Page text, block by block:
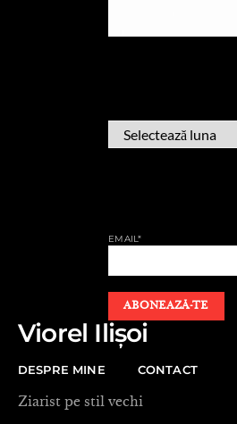
EMAIL*
Viorel Ilișoi
DESPRE MINE CONTACT
Ziarist pe stil vechi